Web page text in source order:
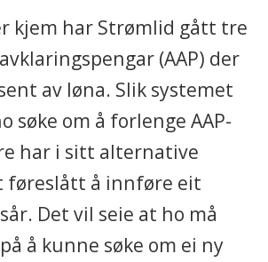
kjem har Strømlid gått tre
(AAP) der
av løna. Slik systemet
søke om å forlenge AAP-
har i sitt alternative
føreslått å innføre eit
Det vil seie at ho må
å kunne søke om ei ny